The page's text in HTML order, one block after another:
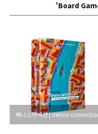
'Board
베니스커넥션 | Venice